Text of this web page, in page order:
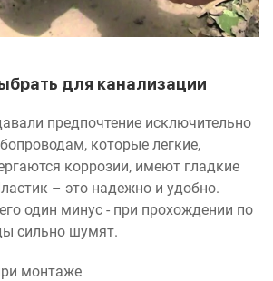
для канализации
предпочтение исключительно
которые легкие,
коррозии, имеют гладкие
– это надежно и удобно.
один минус - при прохождении по
сильно шумят.
монтаже